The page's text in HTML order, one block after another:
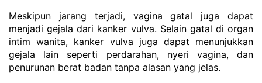
Meskipun jarang terjadi, vagina gatal juga dapat
menjadi gejala dari kanker vulva. Selain gatal di organ
intim wanita, kanker vulva juga dapat menunjukkan
gejala lain seperti perdarahan, nyeri vagina, dan
penurunan berat badan tanpa alasan yang jelas.